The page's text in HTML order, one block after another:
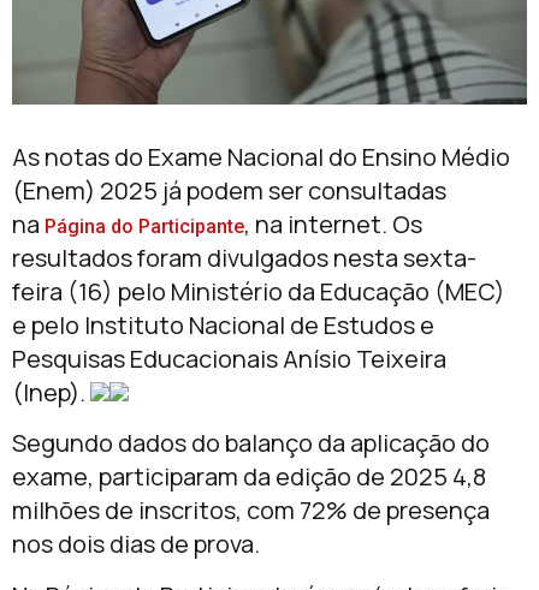
As notas do Exame Nacional do Ensino Médio
(Enem) 2025 já podem ser consultadas
na Página do Participante, na internet. Os
resultados foram divulgados nesta sexta-
feira (16) pelo Ministério da Educação (MEC)
e pelo Instituto Nacional de Estudos e
Pesquisas Educacionais Anísio Teixeira
(Inep).
Segundo dados do balanço da aplicação do
exame, participaram da edição de 2025 4,8
milhões de inscritos, com 72% de presença
nos dois dias de prova.